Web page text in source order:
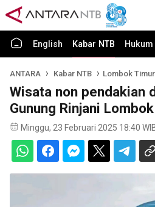
English Kabar NTB
ANTARA Kabar NTB Lombok Timur
Wisata non pendakian
Gunung Rinjani
Minggu, 23 Februari 2025 18:40